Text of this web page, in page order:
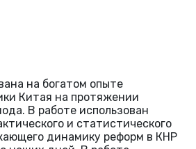
на богатом опыте
Китая на протяжении
В работе использован
и статистического
динамику реформ в КНР